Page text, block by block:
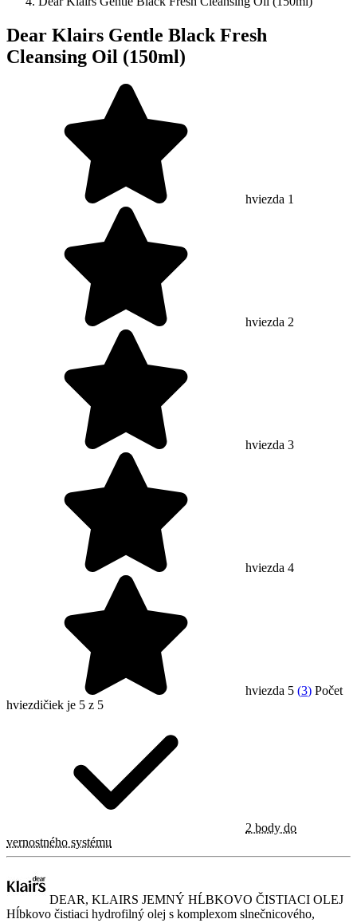
Dear Klairs Gentle Black Fresh
Cleansing Oil (150ml)
hviezda 1
hviezda 2
hviezda 3
hviezda 4
hviezda 5 (3) Počet
hviezdičiek je 5 z 5
2 body do
vernostného systému
DEAR, KLAIRS JEMNÝ HĹBKOVO ČISTIACI OLEJ
Hĺbkovo čistiaci hydrofilný olej s komplexom slnečnicového,